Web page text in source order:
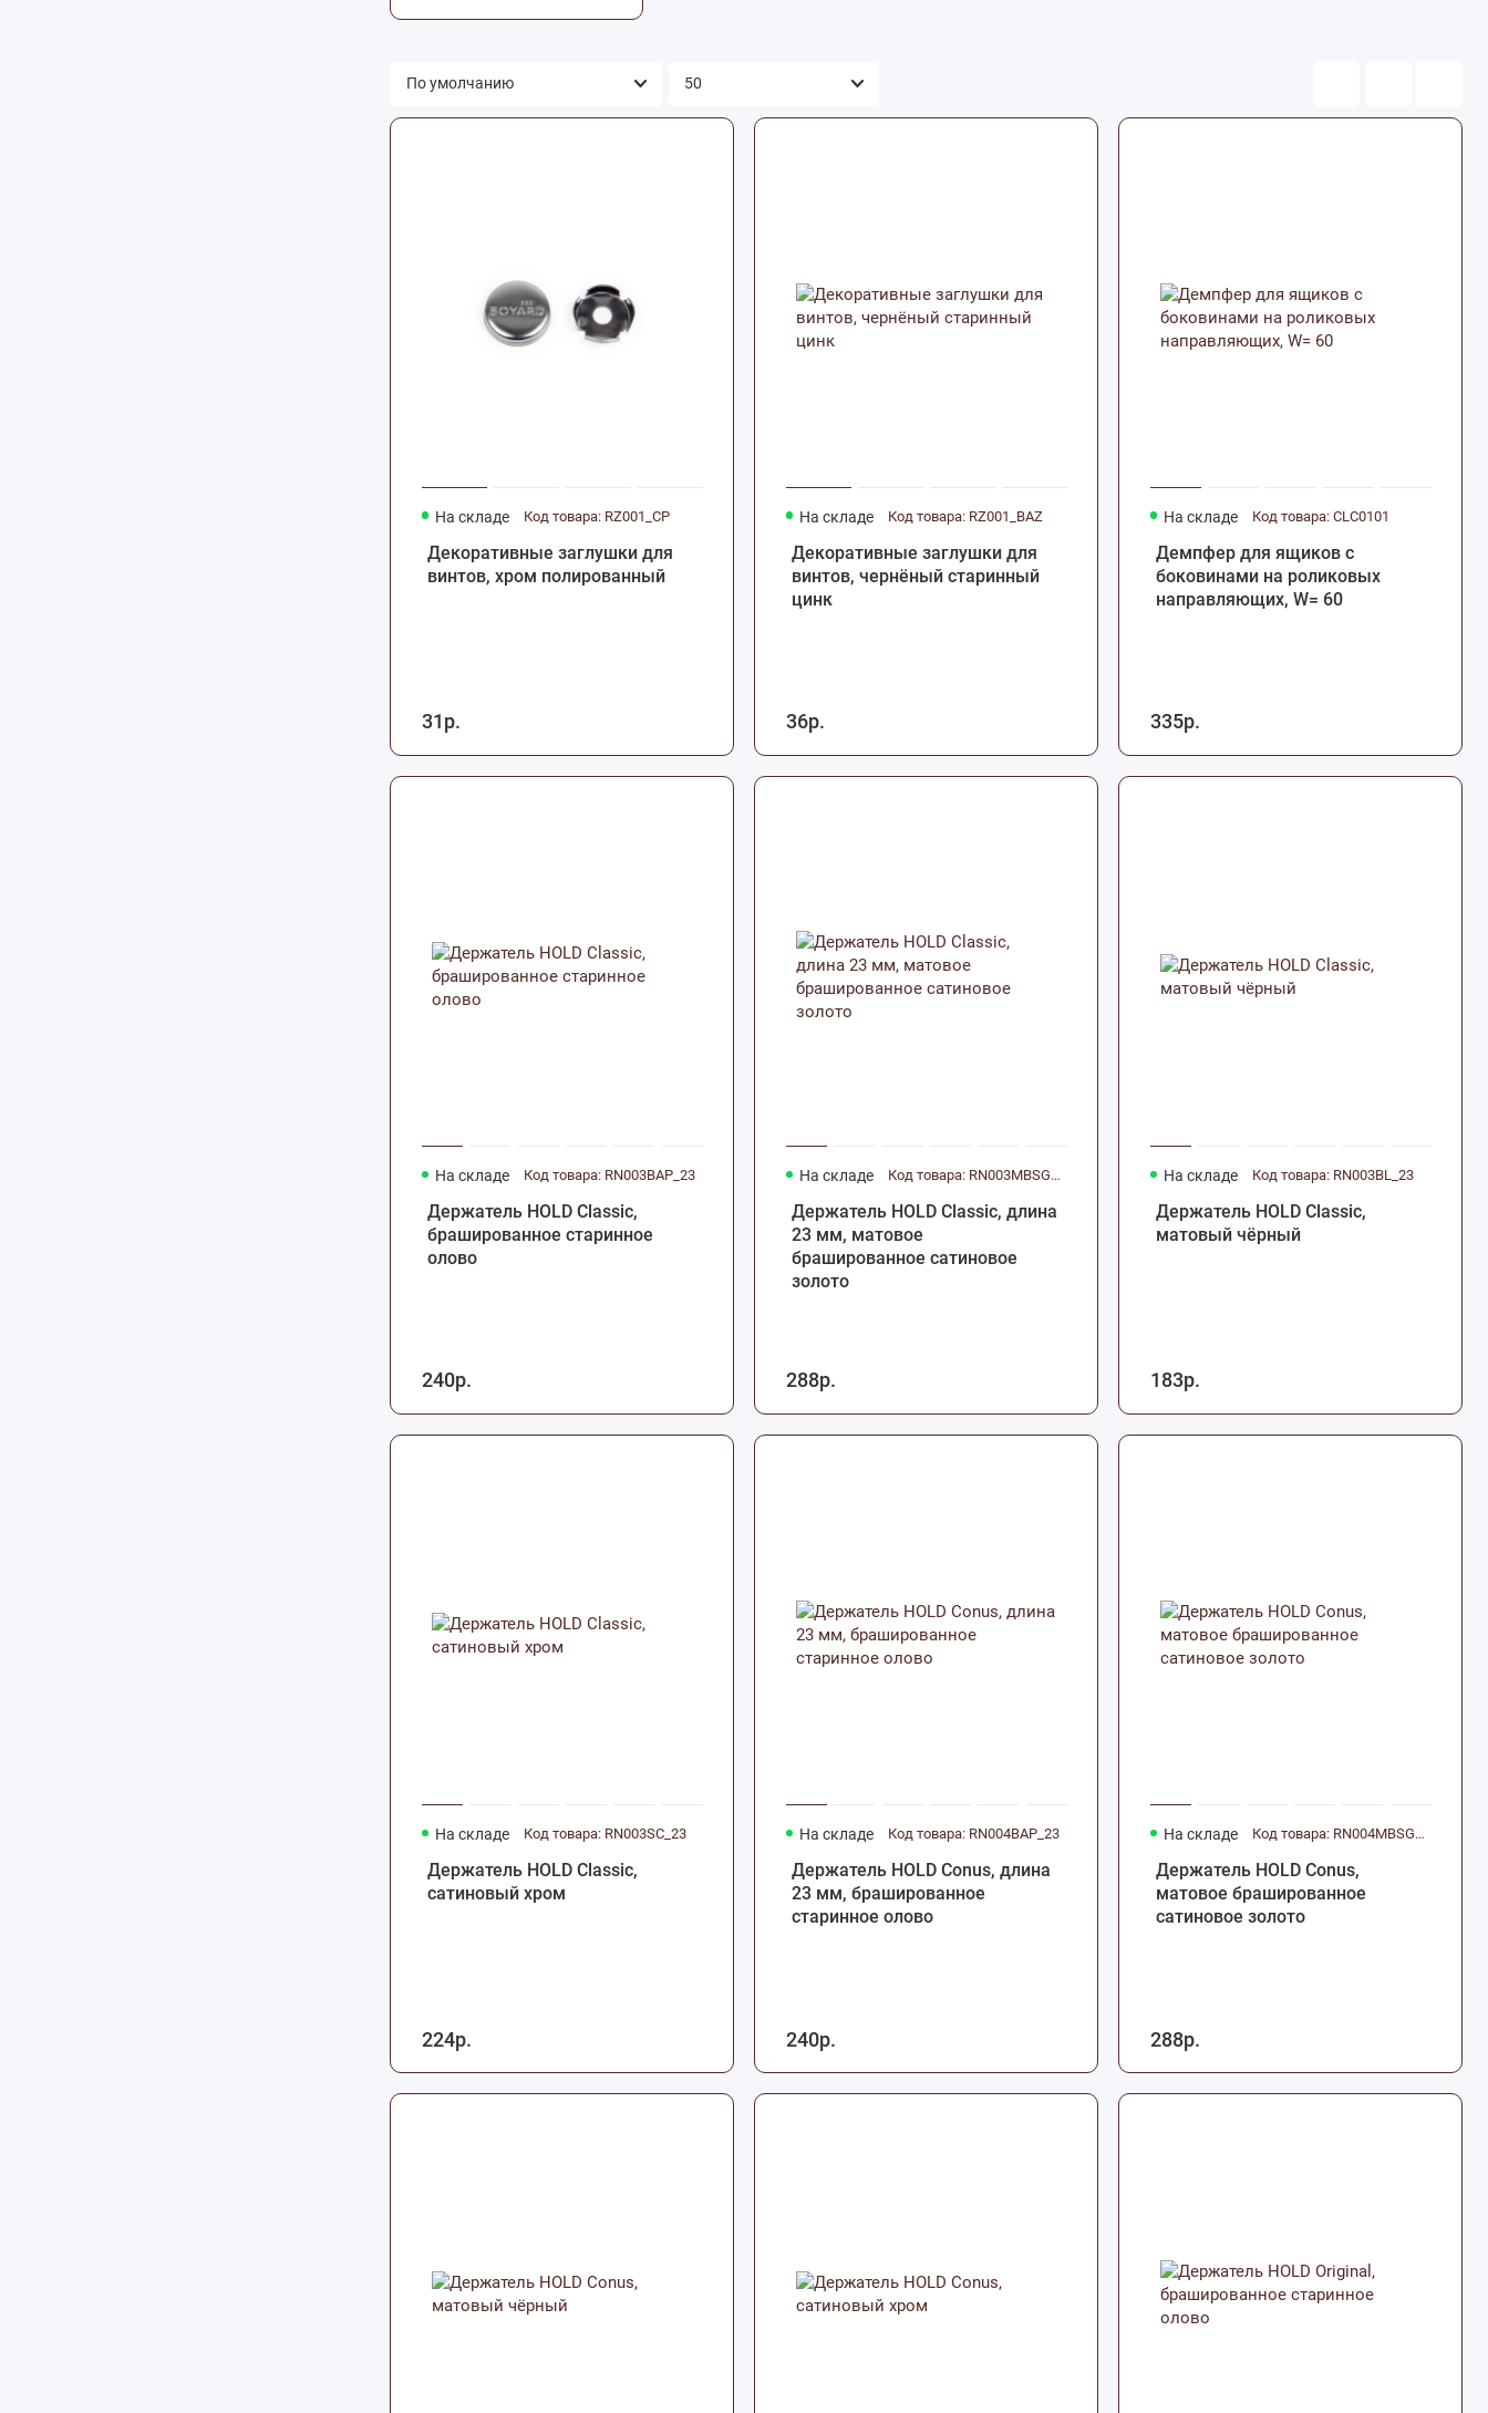
На складе Код товара: RZ001_CP
Декоративные заглушки для
винтов, хром полированный
31р.
На складе Код товара: RZ001_BAZ
Декоративные заглушки для
винтов, чернёный старинный
цинк
36р.
На складе Код товара: CLC0101
Демпфер для ящиков с
боковинами на роликовых
направляющих, W= 60
335р.
На складе Код товара: RN003BAP_23
Держатель HOLD Classic,
брашированное старинное
олово
240р.
На складе Код товара: RN003MBSG_23
Держатель HOLD Classic, длина
23 мм, матовое
брашированное сатиновое
золото
288р.
На складе Код товара: RN003BL_23
Держатель HOLD Classic,
матовый чёрный
183р.
На складе Код товара: RN003SC_23
Держатель HOLD Classic,
сатиновый хром
224р.
На складе Код товара: RN004BAP_23
Держатель HOLD Conus, длина
23 мм, брашированное
старинное олово
240р.
На складе Код товара: RN004MBSG_23
Держатель HOLD Conus,
матовое брашированное
сатиновое золото
288р.